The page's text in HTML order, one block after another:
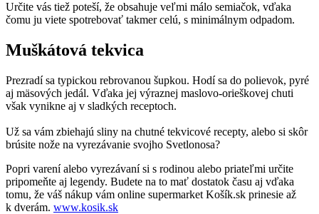
Určite vás tiež poteší, že obsahuje veľmi málo semiačok, vďaka
čomu ju viete spotrebovať takmer celú, s minimálnym odpadom.
Muškátová tekvica
Prezradí sa typickou rebrovanou šupkou. Hodí sa do polievok, pyré
aj mäsových jedál. Vďaka jej výraznej maslovo-orieškovej chuti
však vynikne aj v sladkých receptoch.
Už sa vám zbiehajú sliny na chutné tekvicové recepty, alebo si skôr
brúsite nože na vyrezávanie svojho Svetlonosa?
Popri varení alebo vyrezávaní si s rodinou alebo priateľmi určite
pripomeňte aj legendy. Budete na to mať dostatok času aj vďaka
tomu, že váš nákup vám online supermarket Košík.sk prinesie až
k dverám. www.kosik.sk